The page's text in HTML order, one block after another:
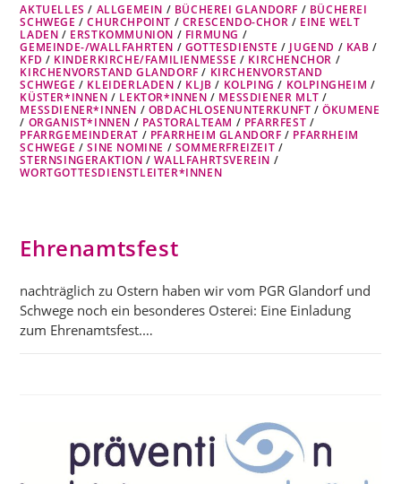
AKTUELLES / ALLGEMEIN / BÜCHEREI GLANDORF / BÜCHEREI
SCHWEGE /CHURCHPOINT / CRESCENDO-CHOR / EINE WELT
LADEN / ERSTKOMMUNION / FIRMUNG /
GEMEINDE-/WALLFAHRTEN / GOTTESDIENSTE / JUGEND / KAB /
KFD / KINDERKIRCHE/FAMILIENMESSE / KIRCHENCHOR /
KIRCHENVORSTAND GLANDORF / KIRCHENVORSTAND
SCHWEGE / KLEIDERLADEN / KLJB / KOLPING / KOLPINGHEIM /
KÜSTER*INNEN / LEKTOR*INNEN / MESSDIENER MLT /
MESSDIENER*INNEN / OBDACHLOSENUNTERKUNFT /ÖKUMENE
/ ORGANIST*INNEN / PASTORALTEAM / PFARRFEST /
PFARRGEMEINDERAT / PFARRHEIM GLANDORF / PFARRHEIM
SCHWEGE /SINE NOMINE / SOMMERFREIZEIT /
STERNSINGERAKTION /WALLFAHRTSVEREIN /
WORTGOTTESDIENSTLEITER*INNEN
Ehrenamtsfest
nachträglich zu Ostern haben wir vom PGR Glandorf und
Schwege noch ein besonderes Osterei: Eine Einladung
zum Ehrenamtsfest.…